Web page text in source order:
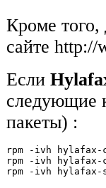
Кроме
сайтеhttp://
Если
следующие
пакеты) :
rpm -ivh hylafax-
rpm -ivh